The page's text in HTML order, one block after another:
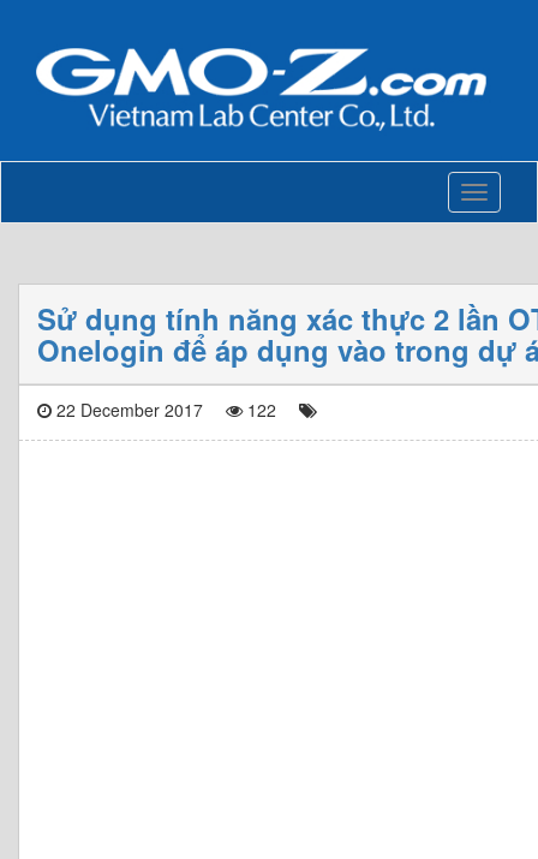
Toggle
Sử dụng tính năng xác thực 2 lần
Onelogin để áp dụng vào trong dự
22 December 2017 122